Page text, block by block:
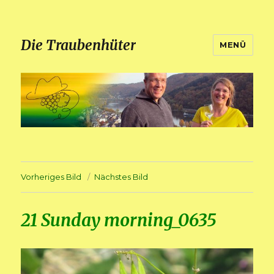
Die Traubenhüter MENÜ
Vorheriges Bild Nächstes Bild
21 Sunday morning_0635